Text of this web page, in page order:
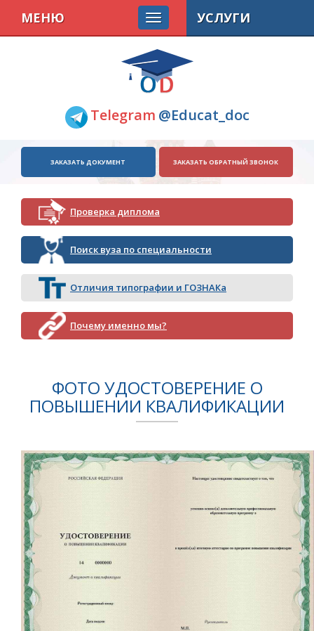
Telegram @Educat_doc
МЕНЮ
ЗАКАЗАТЬ ДОКУМЕНТ ЗАКАЗАТЬ ОБРАТНЫЙ ЗВОНОК
Проверка диплома
Поиск вуза по специальности
Отличия типографии и ГОЗНАКа
Почему именно мы?
УСЛУГИ
ФОТО УДОСТОВЕРЕНИЕ О
ПОВЫШЕНИИ КВАЛИФИКАЦИИ